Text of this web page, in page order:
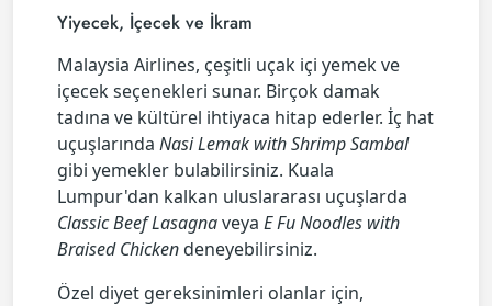
Yiyecek, İçecek ve İkram
Malaysia Airlines, çeşitli uçak içi yemek ve
içecek seçenekleri sunar. Birçok damak
tadına ve kültürel ihtiyaca hitap ederler. İç hat
uçuşlarında Nasi Lemak with Shrimp Sambal
gibi yemekler bulabilirsiniz. Kuala
Lumpur'dan kalkan uluslararası uçuşlarda
Classic Beef Lasagnaveya E Fu Noodles with
Braised Chickendeneyebilirsiniz.
Özel diyet gereksinimleri olanlar için,